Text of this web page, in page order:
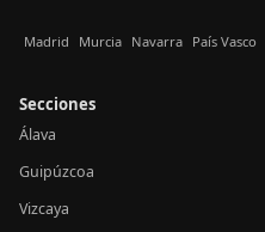
Madrid Murcia Navarra País Vasco
Secciones
Álava
Guipúzcoa
Vizcaya